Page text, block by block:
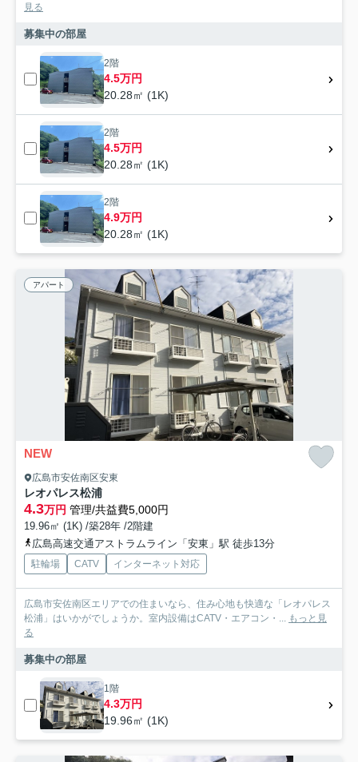
見る
募集中の部屋
2階
4.5万円
20.28㎡ (1K)
2階
4.5万円
20.28㎡ (1K)
2階
4.9万円
20.28㎡ (1K)
アパート
NEW
広島市安佐南区安東
レオパレス松浦
4.3万円 管理/共益費5,000円
19.96㎡ (1K) /築28年 /2階建
広島高速交通アストラムライン「安東」駅 徒歩13分
駐輪場 CATV インターネット対応
広島市安佐南区エリアでの住まいなら、住み心地も快適な「レオパレス
松浦」はいかがでしょうか。室内設備はCATV・エアコン・... もっと見
る
募集中の部屋
1階
4.3万円
19.96㎡ (1K)